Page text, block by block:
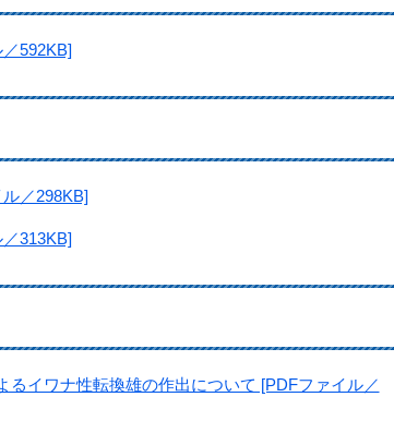
592KB]
／298KB]
313KB]
イワナ性転換雄の作出について [PDFファイル／